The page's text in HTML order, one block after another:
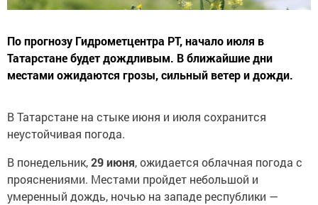
По прогнозу Гидрометцентра РТ, начало июля в
Татарстане будет дождливым. В ближайшие дни
местами ожидаются грозы, сильный ветер и дожди.
В Татарстане на стыке июня и июля сохранится
неустойчивая погода.
В понедельник,29 июня, ожидается облачная погода с
прояснениями. Местами пройдет небольшой и
умеренный дождь, ночью на западе республики —